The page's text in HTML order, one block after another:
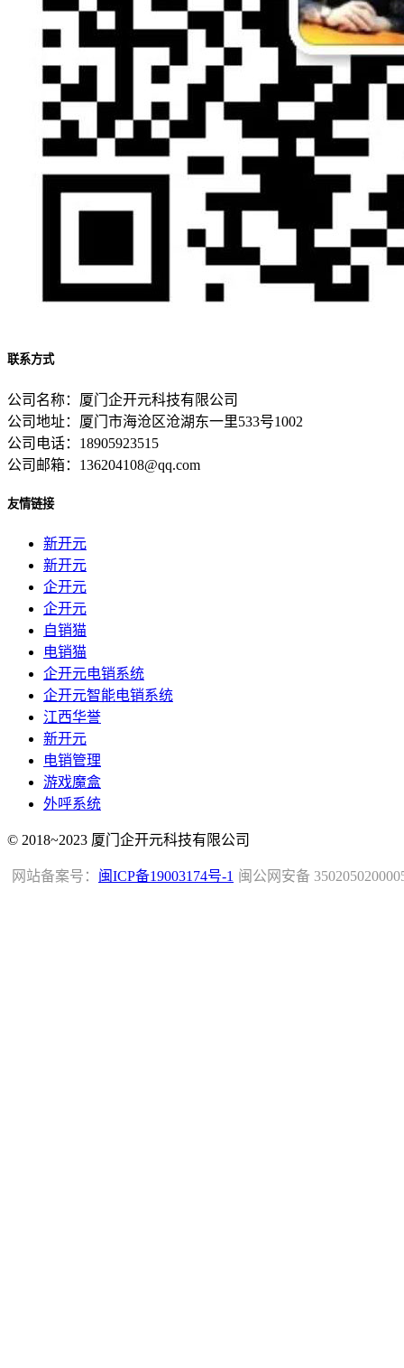
联系方式
公司名称：厦门企开元科技有限公司
公司地址：厦门市海沧区沧湖东一里533号1002
公司电话：18905923515
公司邮箱：136204108@qq.com
友情链接
新开元
新开元
企开元
企开元
自销猫
电销猫
企开元电销系统
企开元智能电销系统
江西华誉
新开元
电销管理
游戏魔盒
外呼系统
© 2018~2023 厦门企开元科技有限公司
闽公网安备
网站备案号： 闽ICP备19003174号-1